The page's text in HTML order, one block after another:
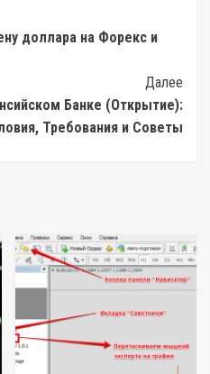
доллара на Форекс и
Далее
Банке (Открытие):
Требования и Советы